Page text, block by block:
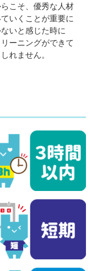
こそ、優秀な人材
いくことが重要に
いと感じた時に
ーニングができて
れません。